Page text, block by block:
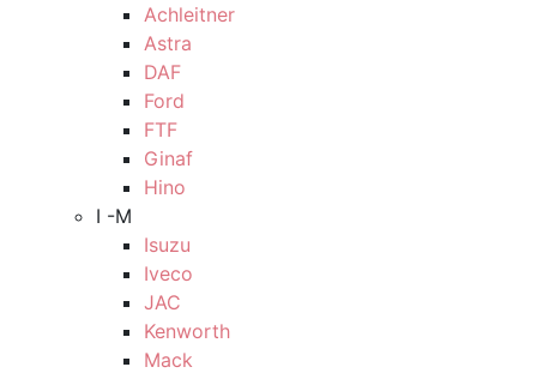
Achleitner
Astra
DAF
Ford
FTF
Ginaf
Hino
I -M
Isuzu
Iveco
JAC
Kenworth
Mack